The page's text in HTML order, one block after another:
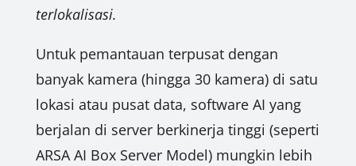
terlokalisasi.
Untuk pemantauan terpusat dengan
banyak kamera (hingga 30 kamera) di satu
lokasi atau pusat data, software AI yang
berjalan di server berkinerja tinggi (seperti
ARSA AI Box Server Model) mungkin lebih